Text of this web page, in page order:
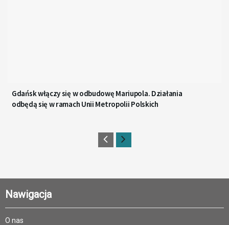
Gdańsk włączy się w odbudowę Mariupola. Działania
odbędą się w ramach Unii Metropolii Polskich
Nawigacja
O nas